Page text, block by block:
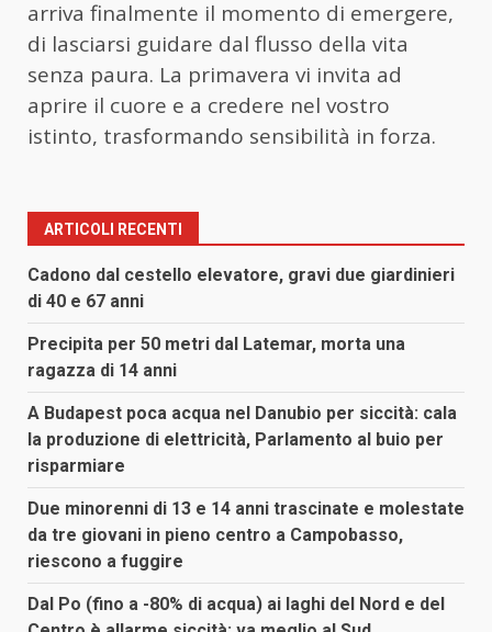
arriva finalmente il momento di emergere,
di lasciarsi guidare dal flusso della vita
senza paura. La primavera vi invita ad
aprire il cuore e a credere nel vostro
istinto, trasformando sensibilità in forza.
ARTICOLI RECENTI
Cadono dal cestello elevatore, gravi due giardinieri
di 40 e 67 anni
Precipita per 50 metri dal Latemar, morta una
ragazza di 14 anni
A Budapest poca acqua nel Danubio per siccità: cala
la produzione di elettricità, Parlamento al buio per
risparmiare
Due minorenni di 13 e 14 anni trascinate e molestate
da tre giovani in pieno centro a Campobasso,
riescono a fuggire
Dal Po (fino a -80% di acqua) ai laghi del Nord e del